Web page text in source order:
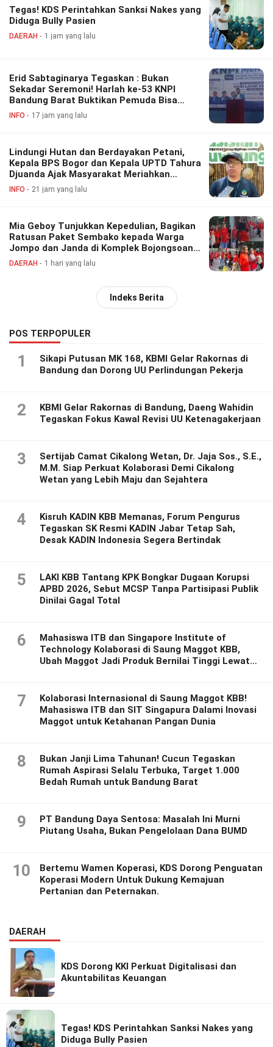
Tegas! KDS Perintahkan Sanksi Nakes yang
Diduga Bully Pasien
DAERAH 1 jam yang lalu
Erid Sabtaginarya Tegaskan : Bukan
Sekadar Seremoni! Harlah ke-53 KNPI
Bandung Barat Buktikan Pemuda Bisa
Berdaya, Inovatif dan Berkontribusi
INFO 17 jam yang lalu
Lindungi Hutan dan Berdayakan Petani,
Kepala BPS Bogor dan Kepala UPTD Tahura
Djuanda Ajak Masyarakat Meriahkan
Festival Perhutanan Sosial
INFO 21 jam yang lalu
Mia Geboy Tunjukkan Kepedulian, Bagikan
Ratusan Paket Sembako kepada Warga
Jompo dan Janda di Komplek Bojongsoang
Asri 1
DAERAH 1 hari yang lalu
Indeks Berita
POS TERPOPULER
1
Sikapi Putusan MK 168, KBMI Gelar Rakornas di
Bandung dan Dorong UU Perlindungan Pekerja
2
KBMI Gelar Rakornas di Bandung, Daeng Wahidin
Tegaskan Fokus Kawal Revisi UU Ketenagakerjaan
3
Sertijab Camat Cikalong Wetan, Dr. Jaja Sos., S.E.,
M.M. Siap Perkuat Kolaborasi Demi Cikalong
Wetan yang Lebih Maju dan Sejahtera
4
Kisruh KADIN KBB Memanas, Forum Pengurus
Tegaskan SK Resmi KADIN Jabar Tetap Sah,
Desak KADIN Indonesia Segera Bertindak
5
LAKI KBB Tantang KPK Bongkar Dugaan Korupsi
APBD 2026, Sebut MCSP Tanpa Partisipasi Publik
Dinilai Gagal Total
6
Mahasiswa ITB dan Singapore Institute of
Technology Kolaborasi di Saung Maggot KBB,
Ubah Maggot Jadi Produk Bernilai Tinggi Lewat
7
Kolaborasi Internasional di Saung Maggot KBB!
Mahasiswa ITB dan SIT Singapura Dalami Inovasi
Maggot untuk Ketahanan Pangan Dunia
8
Bukan Janji Lima Tahunan! Cucun Tegaskan
Rumah Aspirasi Selalu Terbuka, Target 1.000
Bedah Rumah untuk Bandung Barat
9
PT Bandung Daya Sentosa: Masalah Ini Murni
Piutang Usaha, Bukan Pengelolaan Dana BUMD
10
Bertemu Wamen Koperasi, KDS Dorong Penguatan
Koperasi Modern Untuk Dukung Kemajuan
Pertanian dan Peternakan.
DAERAH
KDS Dorong KKI Perkuat Digitalisasi dan
Akuntabilitas Keuangan
Tegas! KDS Perintahkan Sanksi Nakes yang
Diduga Bully Pasien